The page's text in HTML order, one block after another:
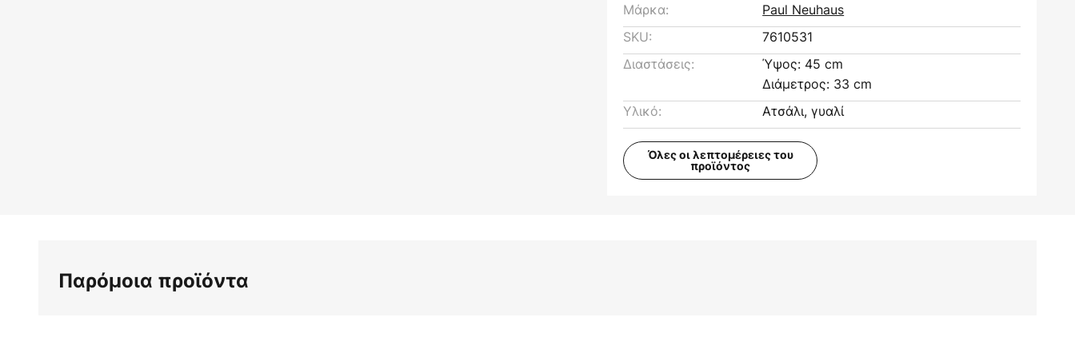
Μάρκα:
Paul Neuhaus
SKU:
7610531
Διαστάσεις:
Ύψος: 45 cm
Διάμετρος: 33 cm
Υλικό:
Ατσάλι, γυαλί
Όλες οι λεπτομέρειες του
προϊόντος
Παρόμοια προϊόντα